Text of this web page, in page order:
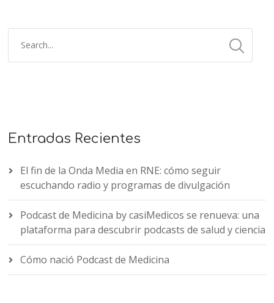
Entradas Recientes
El fin de la Onda Media en RNE: cómo seguir
escuchando radio y programas de divulgación
Podcast de Medicina by casiMedicos se renueva: una
plataforma para descubrir podcasts de salud y ciencia
Cómo nació Podcast de Medicina